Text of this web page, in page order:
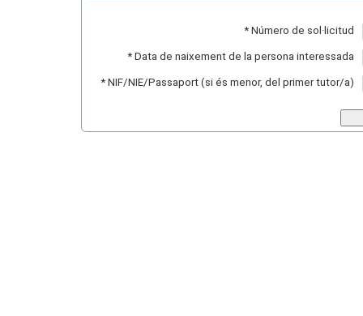
* Número de sol·licitud
* Data de naixement de la persona interessada
* NIF/NIE/Passaport (si és menor, del primer tutor/a)